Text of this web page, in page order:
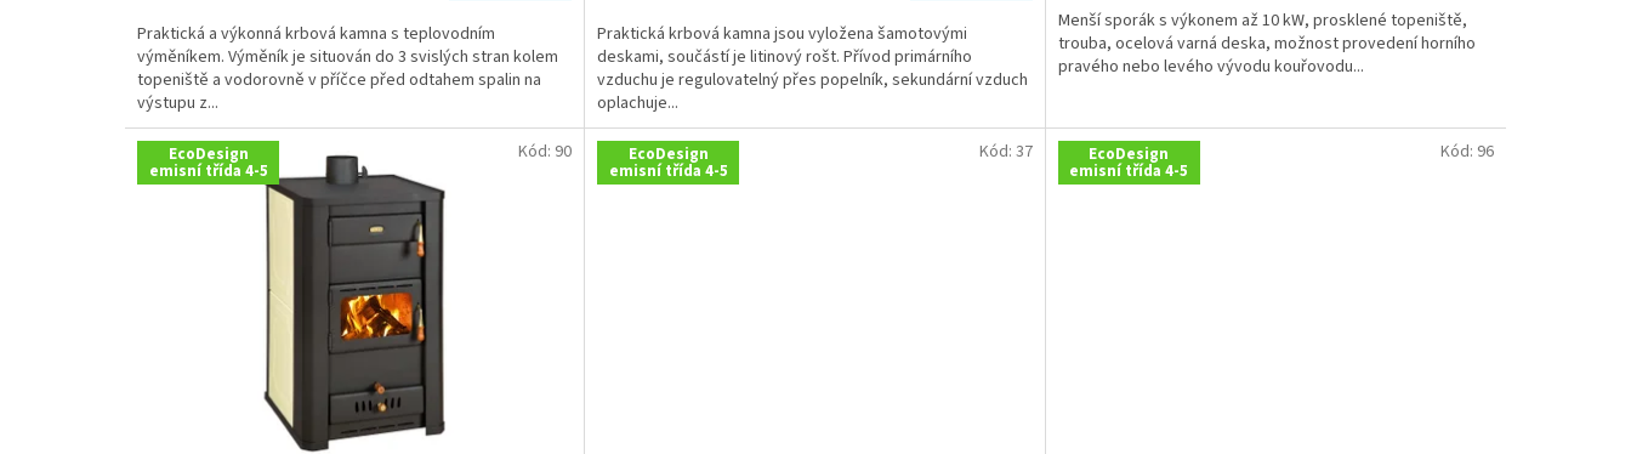
Praktická a výkonná krbová kamna s teplovodním
výměníkem. Výměník je situován do 3 svislých stran kolem
topeniště a vodorovně v příčce před odtahem spalin na
výstupu z...
Praktická krbová kamna jsou vyložena šamotovými
deskami, součástí je litinový rošt. Přívod primárního
vzduchu je regulovatelný přes popelník, sekundární vzduch
oplachuje...
Menší sporák s výkonem až 10 kW, prosklené topeniště,
trouba, ocelová varná deska, možnost provedení horního
pravého nebo levého vývodu kouřovodu...
EcoDesign
emisní třída 4-5
Kód: 90 EcoDesign
emisní třída 4-5
Kód: 37 EcoDesign
emisní třída 4-5
Kód: 96